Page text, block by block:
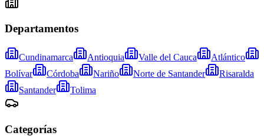
Departamentos
Cundinamarca Antioquia Valle del Cauca
Atlántico
Bolívar
Córdoba Nariño Norte de Santander
Risaralda
Santander
Tolima
Categorías